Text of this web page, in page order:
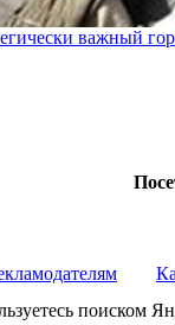
важный
поиском